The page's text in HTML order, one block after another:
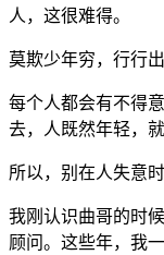
人，这很难得。
莫欺少年穷，行行出
每个人都会有不得
去，人既然年轻，
所以，别在人失意
我刚认识曲哥的时
顾问。这些年，我